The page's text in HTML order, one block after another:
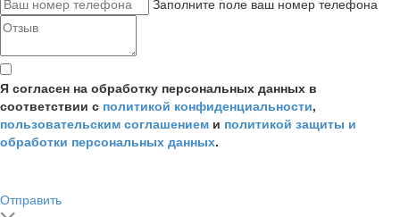
Заполните поле ваш номер телефона
Я согласен на обработку персональных данных в
соответствии с политикой конфиденциальности,
пользовательским соглашением и политикой защиты и
обработки персональных данных.
Отправить